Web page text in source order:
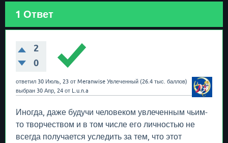
1 Ответ
2
0
ответил 30 Июль, 23 от Meranwise Увлеченный (26.4 тыс. баллов)
выбран 30 Апр, 24 от L.u.n.a
Иногда, даже будучи человеком увлеченным чьим-
то творчеством и в том числе его личностью не
всегда получается уследить за тем, что этот